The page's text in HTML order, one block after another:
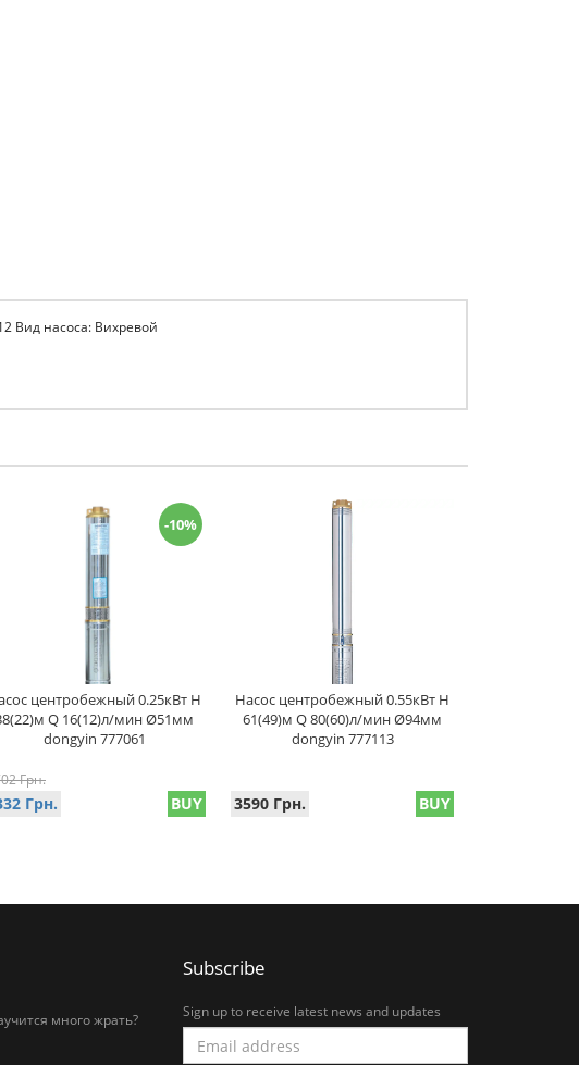
Вид насоса: Вихревой
центробежный 0.25кВт H
Q 16(12)л/мин Ø51мм
dongyin 777061
Грн.
Грн.
-10%
BUY
Насос центробежный 0.55кВт H
61(49)м Q 80(60)л/мин Ø94мм
dongyin 777113
3590 Грн. BUY
много жрать?
Subscribe
Sign up to receive latest news and updates